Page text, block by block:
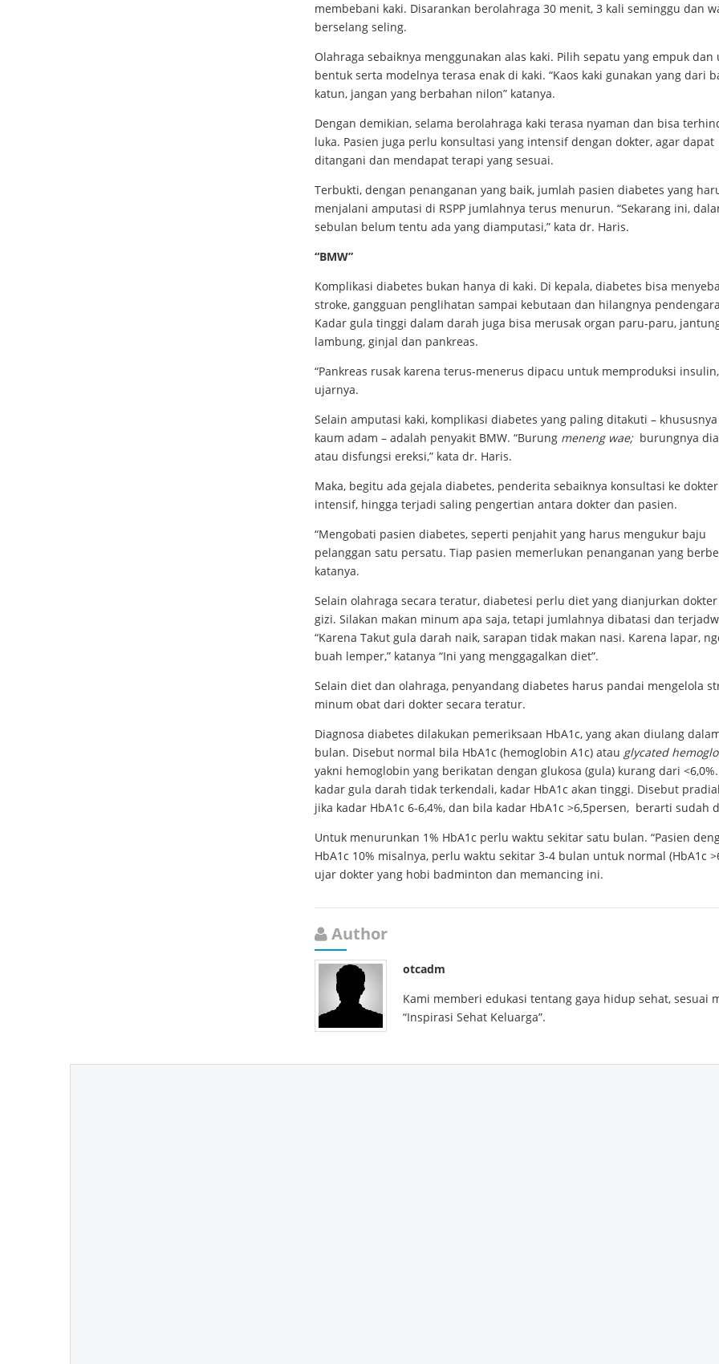
membebani kaki. Disarankan berolahraga 30 menit, 3 kali seminggu dan
berselang seling.
Olahraga sebaiknya menggunakan alas kaki. Pilih sepatu yang empuk dan
bentuk serta modelnya terasa enak di kaki. “Kaos kaki gunakan yang dari
katun, jangan yang berbahan nilon” katanya.
Dengan demikian, selama berolahraga kaki terasa nyaman dan bisa
luka. Pasien juga perlu konsultasi yang intensif dengan dokter, agar dapat
ditangani dan mendapat terapi yang sesuai.
Terbukti, dengan penanganan yang baik, jumlah pasien diabetes yang
menjalani amputasi di RSPP jumlahnya terus menurun. “Sekarang ini,
sebulan belum tentu ada yang diamputasi,” kata dr. Haris.
“BMW”
Komplikasi diabetes bukan hanya di kaki. Di kepala, diabetes bisa
stroke, gangguan penglihatan sampai kebutaan dan hilangnya
Kadar gula tinggi dalam darah juga bisa merusak organ paru-paru,
lambung, ginjal dan pankreas.
“Pankreas rusak karena terus-menerus dipacu untuk memproduksi
ujarnya.
Selain amputasi kaki, komplikasi diabetes yang paling ditakuti –
kaum adam – adalah penyakit BMW. “Burung meneng wae; burungnya
atau disfungsi ereksi,” kata dr. Haris.
Maka, begitu ada gejala diabetes, penderita sebaiknya konsultasi ke
intensif, hingga terjadi saling pengertian antara dokter dan pasien.
“Mengobati pasien diabetes, seperti penjahit yang harus mengukur baju
pelanggan satu persatu. Tiap pasien memerlukan penanganan yang
katanya.
Selain olahraga secara teratur, diabetesi perlu diet yang dianjurkan
gizi. Silakan makan minum apa saja, tetapi jumlahnya dibatasi dan
“Karena Takut gula darah naik, sarapan tidak makan nasi. Karena lapar,
buah lemper,” katanya “Ini yang menggagalkan diet”.
Selain diet dan olahraga, penyandang diabetes harus pandai mengelola
minum obat dari dokter secara teratur.
Diagnosa diabetes dilakukan pemeriksaan HbA1c, yang akan diulang
bulan. Disebut normal bila HbA1c (hemoglobin A1c) atau glycated
yakni hemoglobin yang berikatan dengan glukosa (gula) kurang dari
kadar gula darah tidak terkendali, kadar HbA1c akan tinggi. Disebut
jika kadar HbA1c 6-6,4%, dan bila kadar HbA1c >6,5persen, berarti sudah
Untuk menurunkan 1% HbA1c perlu waktu sekitar satu bulan. “Pasien
HbA1c 10% misalnya, perlu waktu sekitar 3-4 bulan untuk normal (HbA1c
ujar dokter yang hobi badminton dan memancing ini.
Author
otcadm
Kami memberi edukasi tentang gaya hidup sehat, sesuai
“Inspirasi Sehat Keluarga”.